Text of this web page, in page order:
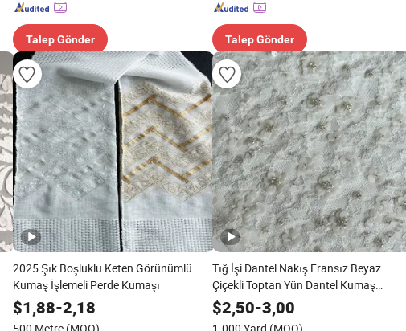
Talep Gönder Talep Gönder
2025 Şık Boşluklu Keten Görünümlü
Kumaş İşlemeli Perde Kumaşı
$1,88-2,18
Tığ İşi Dantel Nakış Fransız Beyaz
Çiçekli Toptan Yün Dantel Kumaş
Kadınlar İçin
$2,50-3,00